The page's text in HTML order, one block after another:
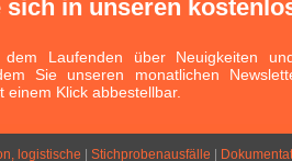
sich in unseren
Laufenden über Neuigkeiten
Sie unseren monatlichen
Klick abbestellbar.
logistische Stichprobenausfälle